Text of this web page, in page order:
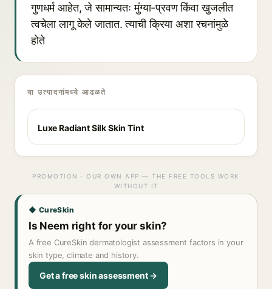
गुणधर्म आहेत, जे सामान्यतः मुंग्या-प्रवण किंवा खुजलीत
त्वचेला लागू केले जातात. त्याची क्रिया अशा रचनांमुळे
होते
या उत्पादनांमध्ये आढळते
Luxe Radiant Silk Skin Tint
PROMOTION · OUR OWN APP — THE FREE TOOLS WORK
WITHOUT IT
◆ CureSkin
Is Neem right for your skin?
A free CureSkin dermatologist assessment factors in your
skin type, climate and history.
Get a free skin assessment →